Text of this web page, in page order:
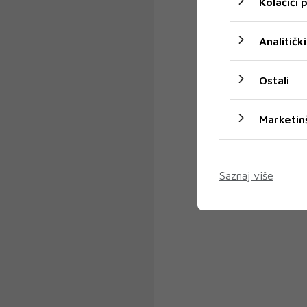
Analitički
Ostali
Saznaj više